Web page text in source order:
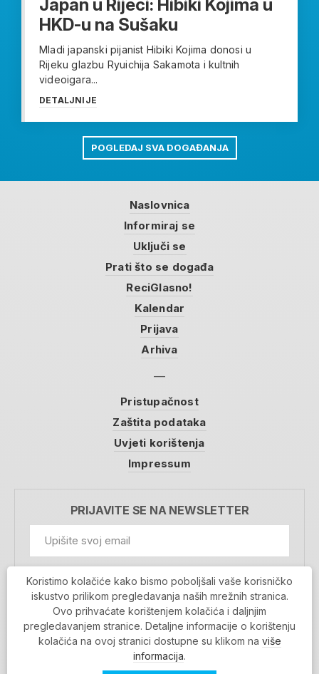
Japan u Rijeci: Hibiki Kojima u
HKD-u na Sušaku
Mladi japanski pijanist Hibiki Kojima donosi u
Rijeku glazbu Ryuichija Sakamota i kultnih
videoigara...
DETALJNIJE
POGLEDAJ SVA DOGAĐANJA
Naslovnica
Informiraj se
Uključi se
Prati što se događa
ReciGlasno!
Kalendar
Prijava
Arhiva
Pristupačnost
Zaštita podataka
Uvjeti korištenja
Impressum
PRIJAVITE SE NA NEWSLETTER
Prihvaćam da se moji podaci spremaju u bazu
podataka i koriste u svrhu slanja MojaRijeka
newslettera
MOJARIJEKA NEWSLETTER
PRIJAVI SE
Koristimo kolačiće kako bismo poboljšali vaše korisničko
iskustvo prilikom pregledavanja naših mrežnih stranica.
Ovo prihvaćate korištenjem kolačića i daljnjim
pregledavanjem stranice. Detaljne informacije o korištenju
kolačića na ovoj stranici dostupne su klikom na više
informacija.